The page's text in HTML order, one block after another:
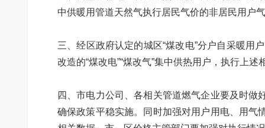
中供暖用管道天然气执行居民气价的非居民用户
三、经区政府认定的城区“煤改电”分户自采暖用
改造的“煤改电”“煤改气”集中供热用户，执行上述
四、市电力公司、各相关管道燃气企业要及时
确保政策平稳实施。同时加强对用户用电、用气